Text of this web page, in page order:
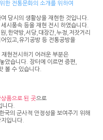
한 전통문화의 소개를 위하여
당시의 생활상을 재현한 것입니다.
시풍속 등을 재현 전시 하였습니다.
,한약방,서당,대장간,누정,저잣거리
있고,유기공방 등 전통공방을
현전시하기 어려운 부분은
았습니다. 장터에 이르면 증편,
볼 수 있습니다.
품으로 된 곳으로
니다.
국의 군사적 안정성을 보여주기 위해
입니다.